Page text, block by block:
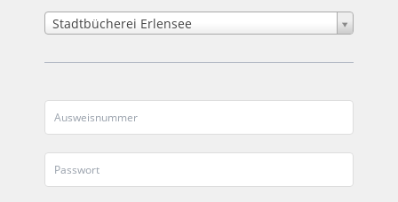
Stadtbücherei Erlensee